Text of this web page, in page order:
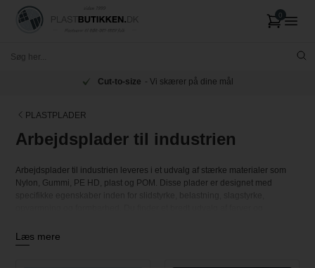
Cut-to-size - Vi skærer på dine mål
PLASTPLADER
Arbejdsplader til industrien
Arbejdsplader til industrien leveres i et udvalg af stærke materialer som
Nylon, Gummi, PE HD, plast og POM. Disse plader er designet med
mange brancher. Særligt bemærkes PE HD-materialet, der er
fødevaregodkendt og dermed egnet til miljøer med høje hygiejnekrav. Alle
Læs mere